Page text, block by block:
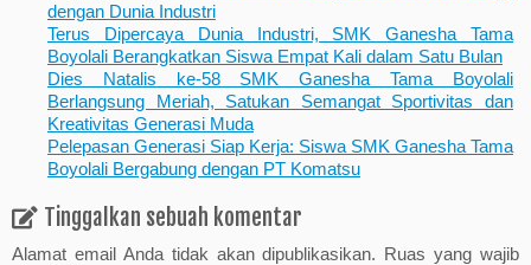
dengan Dunia Industri
Terus Dipercaya Dunia Industri, SMK Ganesha Tama
Boyolali Berangkatkan Siswa Empat Kali dalam Satu Bulan
Dies Natalis ke-58 SMK Ganesha Tama Boyolali
Berlangsung Meriah, Satukan Semangat Sportivitas dan
Kreativitas Generasi Muda
Pelepasan Generasi Siap Kerja: Siswa SMK Ganesha Tama
Boyolali Bergabung dengan PT Komatsu
Tinggalkan sebuah komentar
Alamat email Anda tidak akan dipublikasikan. Ruas yang wajib